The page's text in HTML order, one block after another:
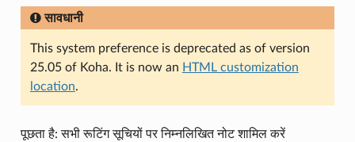
सावधानी
This system preference is deprecated as of version
25.05 of Koha. It is now an HTML customization
location.
पूछता है: सभी रूटिंग सूचियों पर निम्नलिखित नोट शामिल करें